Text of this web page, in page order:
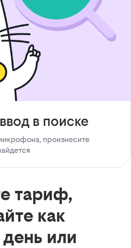
в поиске
произнесите
тариф,
как
или